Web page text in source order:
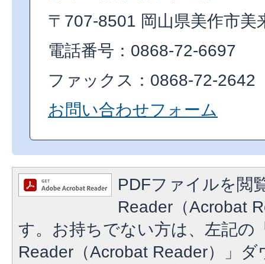
〒707-8501 岡山県美作市美
電話番号：0868-72-6697
ファックス：0868-72-2642
お問い合わせフォーム
PDFファイルを閲
Reader（Acrobat
す。お持ちでない方は、左記の
Reader（Acrobat Reader）」